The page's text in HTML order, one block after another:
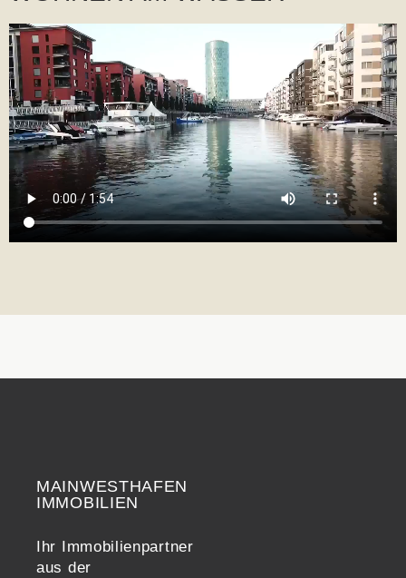
MAINWESTHAFEN
IMMOBILIEN
Ihr Immobilienpartner
aus der